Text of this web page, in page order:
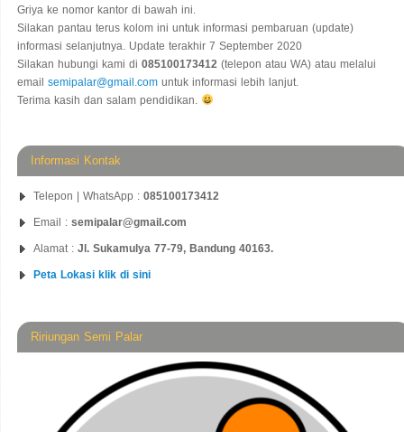
Griya ke nomor kantor di bawah ini.
Silakan pantau terus kolom ini untuk informasi pembaruan (update)
informasi selanjutnya. Update terakhir 7 September 2020
Silakan hubungi kami di 085100173412 (telepon atau WA) atau melalui
email semipalar@gmail.com untuk informasi lebih lanjut.
Terima kasih dan salam pendidikan.
Informasi Kontak
Telepon | WhatsApp : 085100173412
Email : semipalar@gmail.com
Alamat : Jl. Sukamulya 77-79, Bandung 40163.
Peta Lokasi klik di sini
Ririungan Semi Palar